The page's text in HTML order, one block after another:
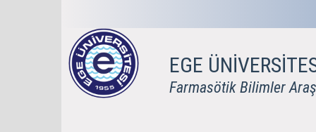
EGE
Farmasötik Bilimler